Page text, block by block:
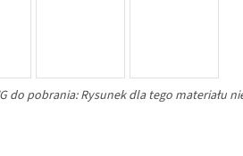
do pobrania: Rysunek dla tego materiału